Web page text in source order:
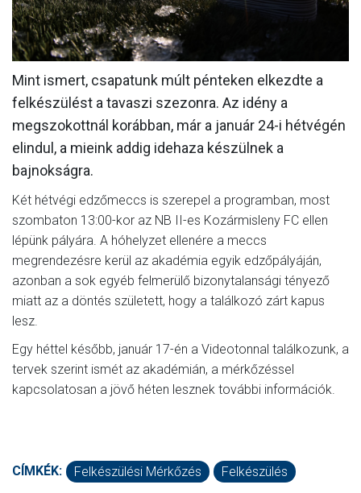
KLUB
GALÉRIA
SZURKOLÓI ÉLMÉNYEK
AKKREDITÁCIÓ
Mint ismert, csapatunk múlt pénteken elkezdte a
felkészülést a tavaszi szezonra. Az idény a
megszokottnál korábban, már a január 24-i hétvégén
elindul, a mieink addig idehaza készülnek a
bajnokságra.
Két hétvégi edzőmeccs is szerepel a programban, most
szombaton 13:00-kor az NB II-es Kozármisleny FC ellen
lépünk pályára. A hóhelyzet ellenére a meccs
megrendezésre kerül az akadémia egyik edzőpályáján,
azonban a sok egyéb felmerülő bizonytalansági tényező
miatt az a döntés született, hogy a találkozó zárt kapus
lesz.
Egy héttel később, január 17-én a Videotonnal találkozunk, a
tervek szerint ismét az akadémián, a mérkőzéssel
kapcsolatosan a jövő héten lesznek további információk.
CÍMKÉK: Felkészülési Mérkőzés Felkészülés